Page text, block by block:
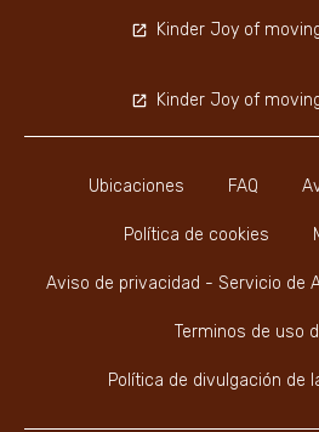
Ubicaciones FAQ
Política de cookies
Aviso de privacidad - Servicio de
Terminos de uso
Política de divulgación de
Kinder Joy of
Kinder Joy of